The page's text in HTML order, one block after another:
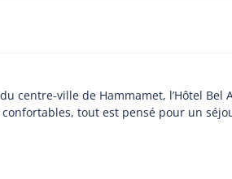
centre-ville de Hammamet, l’Hôtel
tout est pensé pour un